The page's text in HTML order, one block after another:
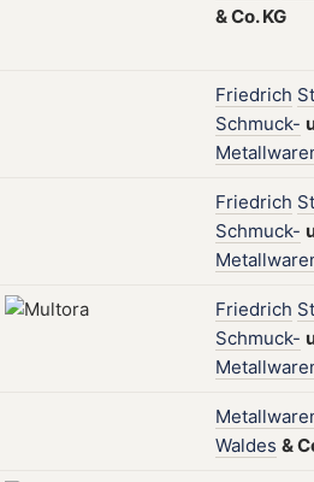
&Co.KG
Friedrich
Schmuck-
Friedrich
Schmuck-
Friedrich
Schmuck-
Waldes &